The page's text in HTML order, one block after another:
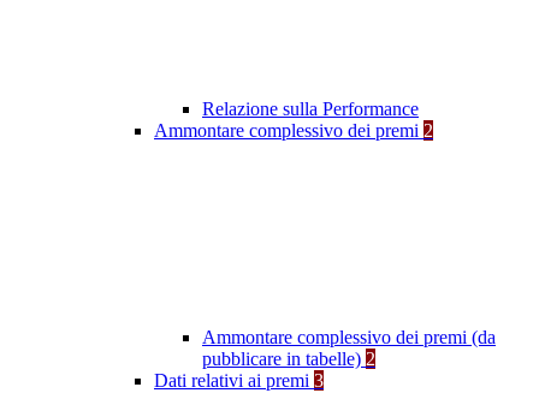
Relazione sulla Performance
Ammontare complessivo dei premi 2
Ammontare complessivo dei premi (da
pubblicare in tabelle) 2
Dati relativi ai premi 3